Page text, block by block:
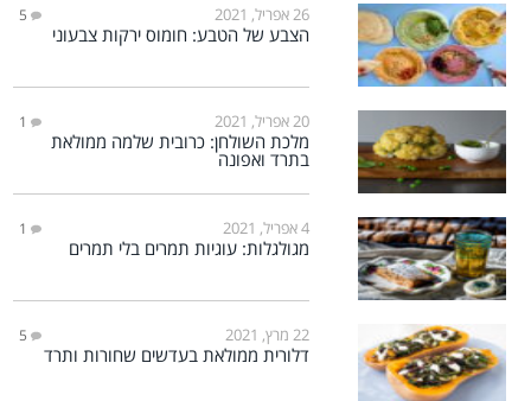
26 אפריל, 2021 5
הצבע של הטבע: חומוס ירקות צבעוני
20 אפריל, 2021 1
מלכת השולחן: כרובית שלמה ממולאת
בתרד ואפונה
4 אפריל, 2021 1
מגולגלות: עוגיות תמרים בלי תמרים
22 מרץ, 2021 5
דלורית ממולאת בעדשים שחורות ותרד